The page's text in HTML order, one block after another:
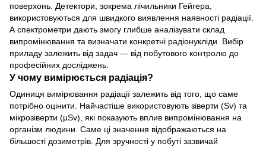
поверхонь. Детектори, зокрема лічильники Гейгера,
використовуються для швидкого виявлення наявності радіації.
А спектрометри дають змогу глибше аналізувати склад
випромінювання та визначати конкретні радіонукліди. Вибір
приладу залежить від задач — від побутового контролю до
професійних досліджень.
У чому вимірюється радіація?
Одиниця вимірювання радіації залежить від того, що саме
потрібно оцінити. Найчастіше використовують зіверти (Sv) та
мікрозіверти (µSv), які показують вплив випромінювання на
організм людини. Саме ці значення відображаються на
більшості дозиметрів. Для зручності у побуті зазвичай